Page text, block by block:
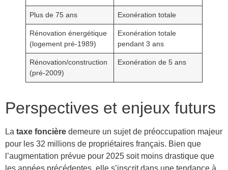
Plus de 75 ans Exonération totale
Rénovation énergétique
(logement pré-1989)
Exonération totale
pendant 3 ans
Rénovation/construction
(pré-2009)
Exonération de 5 ans
Perspectives et enjeux futurs
La taxe foncière demeure un sujet de préoccupation majeur
pour les 32 millions de propriétaires français. Bien que
l’augmentation prévue pour 2025 soit moins drastique que